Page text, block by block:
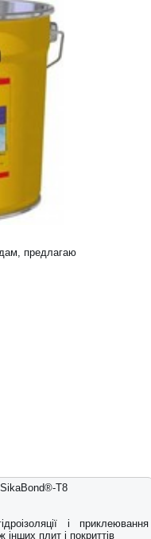
предлагаю
SikaBond®-T8
і приклеювання
інших плит і покриттів